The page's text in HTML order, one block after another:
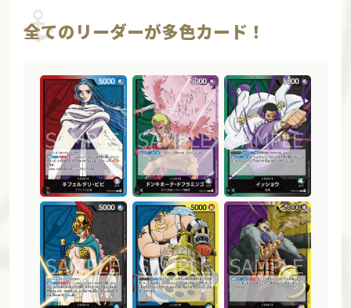
全てのリーダーが多色カード！